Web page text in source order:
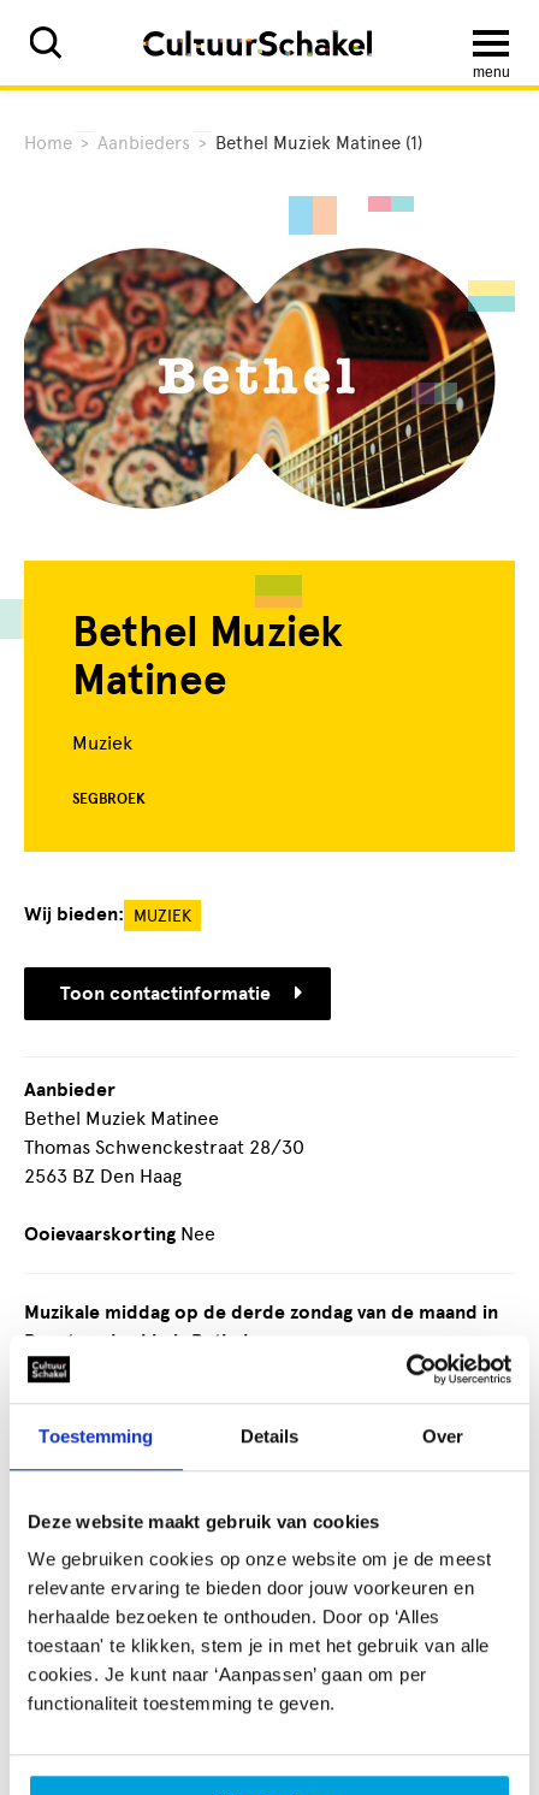
Toestemming Details Over
Deze website maakt gebruik van cookies
We gebruiken cookies op onze website om je de meest
relevante ervaring te bieden door jouw voorkeuren en
herhaalde bezoeken te onthouden. Door op ‘Alles
toestaan' te klikken, stem je in met het gebruik van alle
cookies. Je kunt naar ‘Aanpassen’ gaan om per
functionaliteit toestemming te geven.
menu
Home > Aanbieders > Bethel Muziek Matinee (1)
Bethel Muziek
Matinee
Muziek
SEGBROEK
Muzikale middag op de derde zondag van de maand in
Buurt-en kerkhuis Bethel
Een uniek concept waarbij de verbindende kracht van
(niet in de zomer) een uurtje muziek gevolgd door een
en inspirerend, dat is Bethel Muziek Matinee. De
organisatie doet geen beroep op subsidies, enthousiaste
mensen doen uit vrije wil het werk, STEK staat borg voor
de kosten, als de opbrengst uit vrijwillige bijdragen van
de bezoekers ontoereikend zou zijn. Dat is niet het
geval: BMM wordt door een groeiend aantal
enthousiaste bezoekers verwelkomd. • Muziek uit en in
Wij bieden: MUZIEK
Toon contactinformatie
Aanbieder
Bethel Muziek Matinee
Thomas Schwenckestraat 28/30
2563 BZ Den Haag
Ooievaarskorting Nee